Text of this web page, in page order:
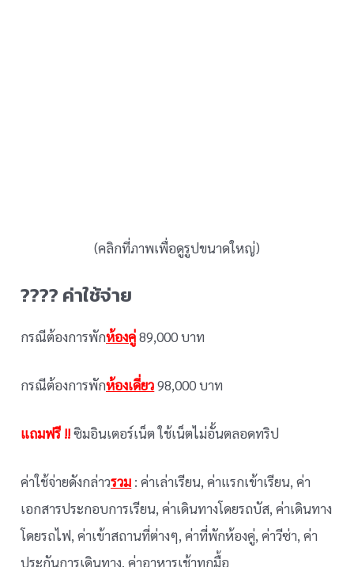
(คลิกที่ภาพเพื่อดูรูปขนาดใหญ่)
???? ค่าใช้จ่าย
กรณีต้องการพักห้องคู่89,000 บาท
กรณีต้องการพักห้องเดี่ยว98,000 บาท
แถมฟรี !!ซิมอินเตอร์เน็ต ใช้เน็ตไม่อั้นตลอดทริป
ค่าใช้จ่ายดังกล่าวรวม : ค่าเล่าเรียน, ค่าแรกเข้าเรียน, ค่า
เอกสารประกอบการเรียน, ค่าเดินทางโดยรถบัส, ค่าเดินทาง
โดยรถไฟ, ค่าเข้าสถานที่ต่างๆ, ค่าที่พักห้องคู่, ค่าวีซ่า, ค่า
ประกันการเดินทาง, ค่าอาหารเช้าทุกมื้อ